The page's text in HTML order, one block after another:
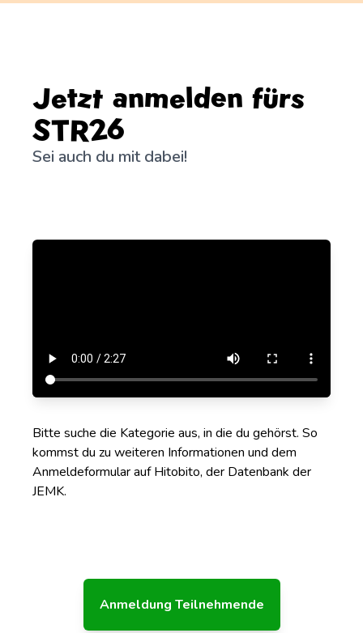
Jetzt anmelden fürs
STR26
Sei auch du mit dabei!
Bitte suche die Kategorie aus, in die du gehörst. So
kommst du zu weiteren Informationen und dem
Anmeldeformular auf Hitobito, der Datenbank der
JEMK.
Anmeldung Teilnehmende